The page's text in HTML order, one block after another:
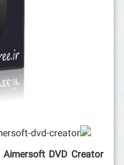
Aimersoft DVD Creator